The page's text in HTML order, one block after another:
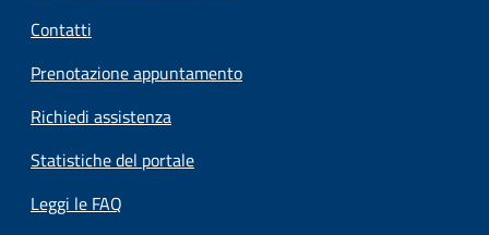
Contatti
Prenotazione appuntamento
Richiedi assistenza
Statistiche del portale
Leggi le FAQ